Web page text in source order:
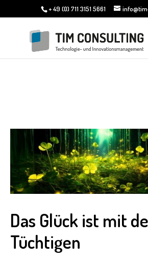
+ 49 (0) 711 3151 5661
Das Glück ist mit
Tüchtigen